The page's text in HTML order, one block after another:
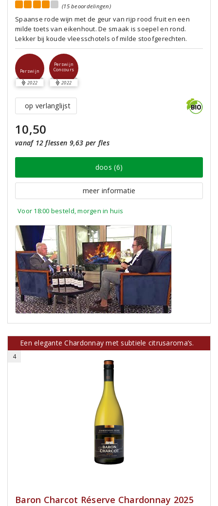
(15 beoordelingen)
Spaanse rode wijn met de geur van rijp rood fruit en een
milde toets van eikenhout. De smaak is soepel en rond.
Lekker bij koude vleesschotels of milde stoofgerechten.
Perswijn
2022
Perswijn
Concours
2022
op verlanglijst
10,50
vanaf 12 flessen 9,63 per fles
doos (6)
meer informatie
Voor 18:00 besteld, morgen in huis
Een elegante Chardonnay met subtiele citrusaroma’s.
4
Baron Charcot Réserve Chardonnay 2025